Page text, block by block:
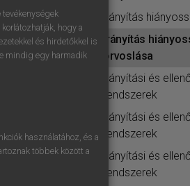
.
irányítás
irányítás
orvoslása
irányítási és
rendszerek
irányítási és
rendszerek
irányítási és
rendszerek
tevékenységek
hogy a
és hirdetőkkel is
mindig egy harmadik
használatához, és a
többek között a